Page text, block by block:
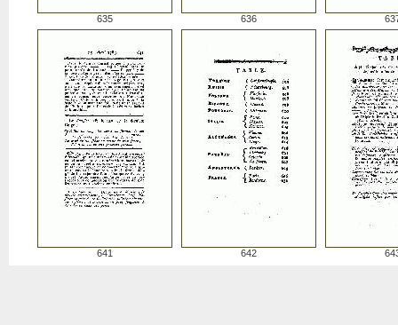
635 636
641 642